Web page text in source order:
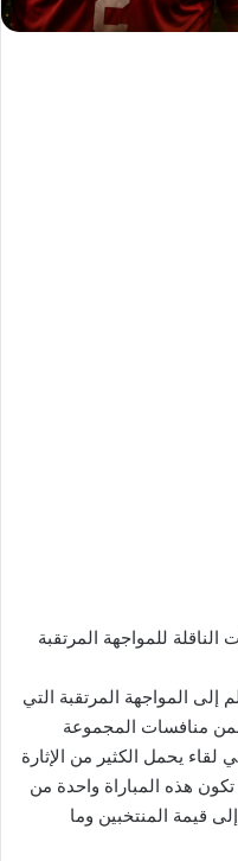
الناقلة للمواجهة المرتقبة
المواجهة المرتقبة التي
منافسات المجموعة
من بطولة كأس العالم 2026، في لقاء يحمل الكثير من الإثارة
هذه المباراة واحدة من
قيمة المنتخبين وما